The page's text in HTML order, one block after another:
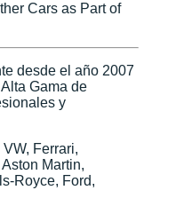
Cars as Part of
desde el año 2007
Gama de
y
Ferrari,
Martin,
Royce, Ford,